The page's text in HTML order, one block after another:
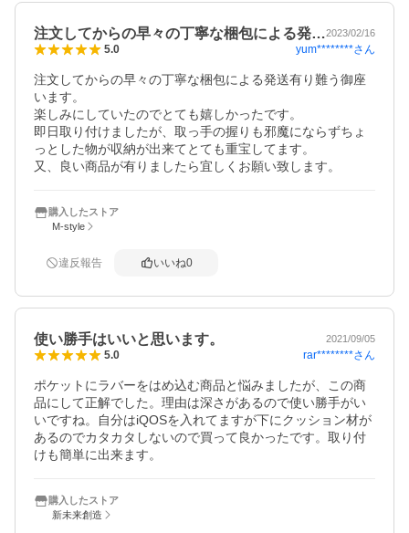
注文してからの早々の丁寧な梱包による発…2023/02/16
5.0 yum********さん
注文してからの早々の丁寧な梱包による発送有り難う御座
います。
楽しみにしていたのでとても嬉しかったです。
即日取り付けましたが、取っ手の握りも邪魔にならずちょ
っとした物が収納が出来てとても重宝してます。
又、良い商品が有りましたら宜しくお願い致します。
購入したストア
M-style
違反報告 いいね0
使い勝手はいいと思います。 2021/09/05
5.0 rar********さん
ポケットにラバーをはめ込む商品と悩みましたが、この商
品にして正解でした。理由は深さがあるので使い勝手がい
いですね。自分はiQOSを入れてますが下にクッション材が
あるのでカタカタしないので買って良かったです。取り付
けも簡単に出来ます。
購入したストア
新未来創造